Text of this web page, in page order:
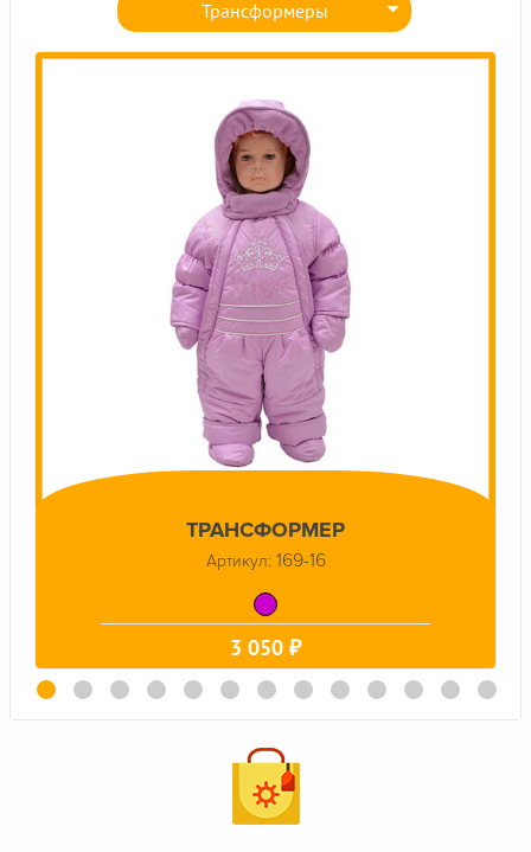
Трансформеры
Комплекты для мальчиков
Комплекты для девочек
Полукомбинезоны
ТРАНСФОРМЕР
Артикул: 169-16
3 050 ₽